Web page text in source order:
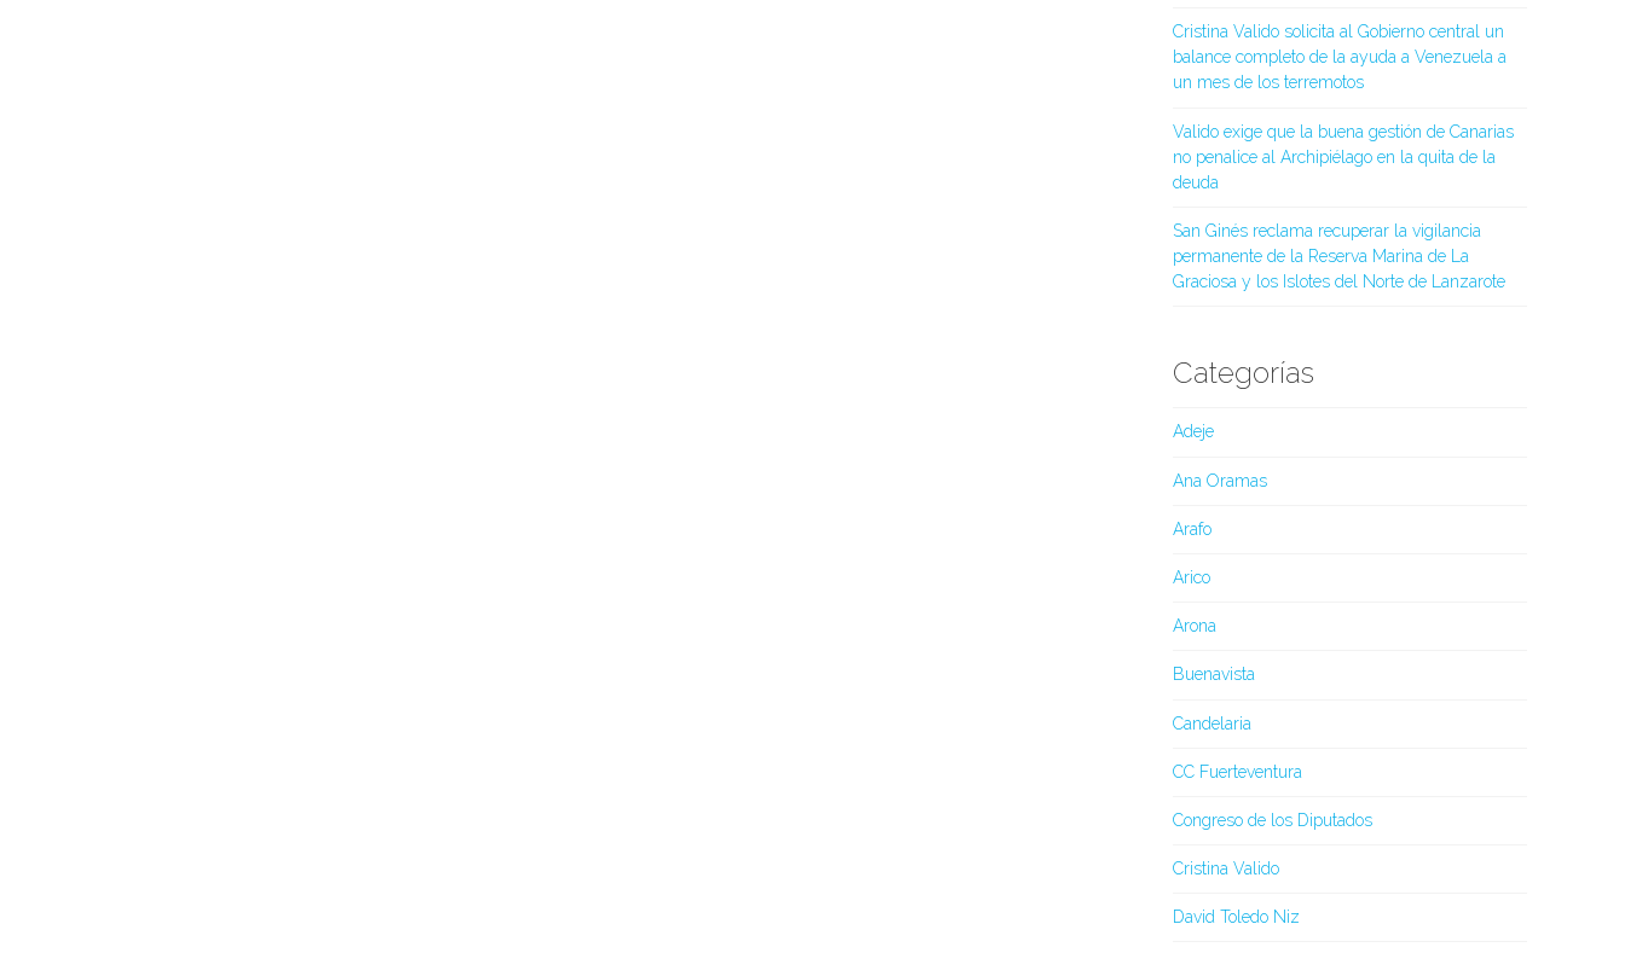
Cristina Valido solicita al Gobierno central un
balance completo de la ayuda a Venezuela a
un mes de los terremotos
Valido exige que la buena gestión de Canarias
no penalice al Archipiélago en la quita de la
deuda
San Ginés reclama recuperar la vigilancia
permanente de la Reserva Marina de La
Graciosa y los Islotes del Norte de Lanzarote
Categorías
Adeje
Ana Oramas
Arafo
Arico
Arona
Buenavista
Candelaria
CC Fuerteventura
Congreso de los Diputados
Cristina Valido
David Toledo Niz